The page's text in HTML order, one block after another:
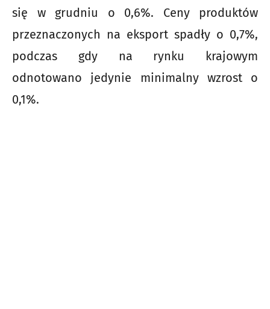
się w grudniu o 0,6%. Ceny produktów
przeznaczonych na eksport spadły o 0,7%,
podczas gdy na rynku krajowym
odnotowano jedynie minimalny wzrost o
0,1%.